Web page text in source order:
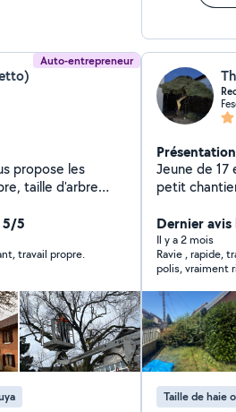
Auto-entrepreneur
taille d'arbre
ampliroll donc je
pour plus
5/5
travail propre.
Présentation
Jeune de 17
petit
adéquat.
ponctuel,je
embellir vos
compte
terrassier il
pierre - pose de clôture - résine pailleté - préparation
de sol - entretien d'espaces verts De même mon papa
m aide dans
également
à votre
Dernier
Il y a 2 mois
Ravie , rapide,
polis, vraiment
Taille de haie